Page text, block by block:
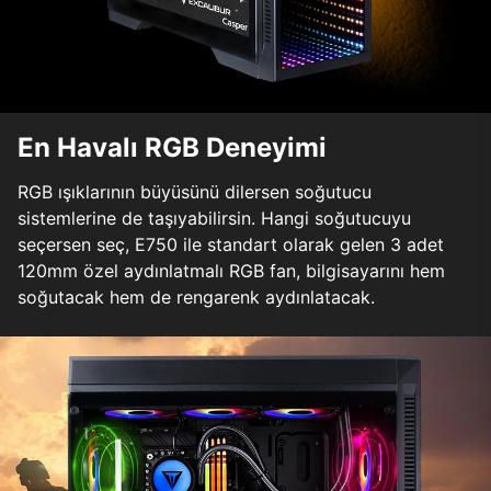
En Havalı RGB Deneyimi
RGB ışıklarının büyüsünü dilersen soğutucu
sistemlerine de taşıyabilirsin. Hangi soğutucuyu
seçersen seç, E750 ile standart olarak gelen 3 adet
120mm özel aydınlatmalı RGB fan, bilgisayarını hem
soğutacak hem de rengarenk aydınlatacak.